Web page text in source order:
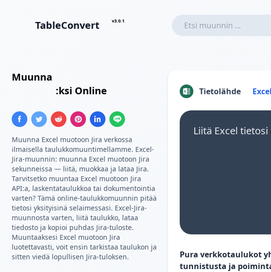
TableConvert v3.0.1
Muunna
:ksi Online
Muunna Excel muotoon Jira verkossa
ilmaisella taulukkomuuntimellamme. Excel-
Jira-muunnin: muunna Excel muotoon Jira
sekunneissa — liitä, muokkaa ja lataa Jira.
Tarvitsetko muuntaa Excel muotoon Jira
API:a, laskentataulukkoa tai dokumentointia
varten? Tämä online-taulukkomuunnin pitää
tietosi yksityisinä selaimessasi. Excel-Jira-
muunnosta varten, liitä taulukko, lataa
tiedosto ja kopioi puhdas Jira-tuloste.
Muuntaaksesi Excel muotoon Jira
luotettavasti, voit ensin tarkistaa taulukon ja
sitten viedä lopullisen Jira-tuloksen.
Tietolähde Excel
Liitä Excel
Pura verkkotaulukot
tunnistusta ja